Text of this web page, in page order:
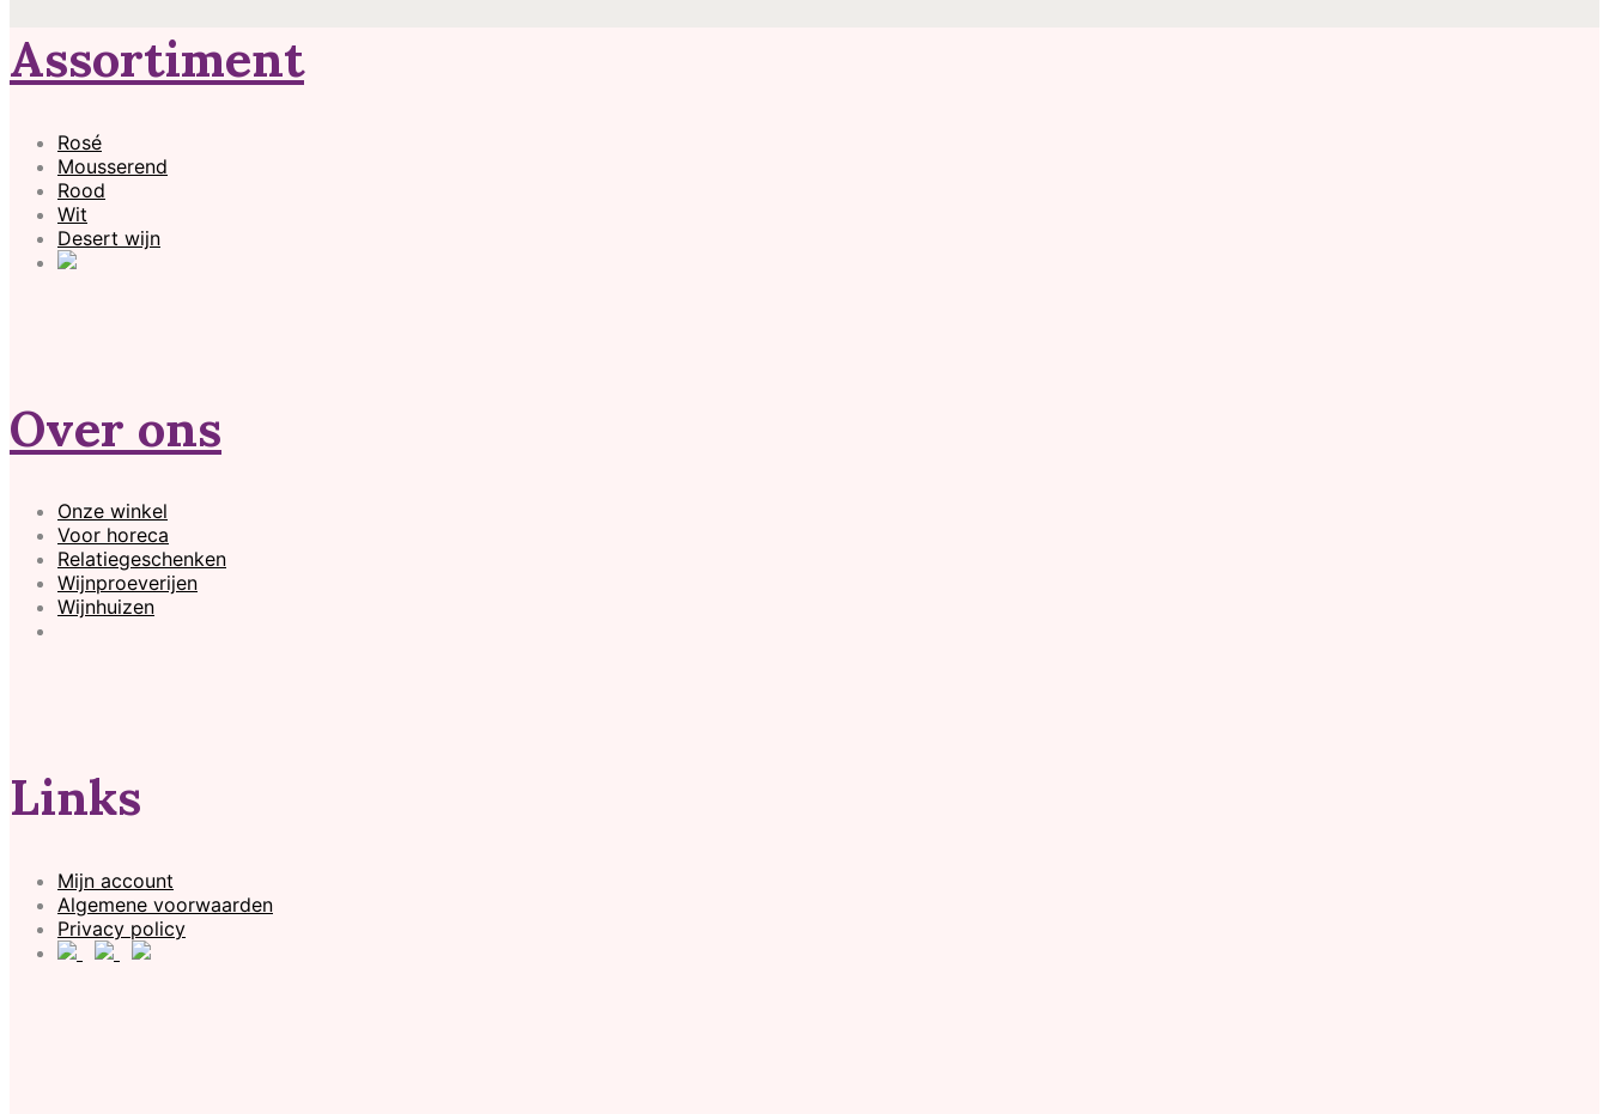
Assortiment
Rosé
Mousserend
Rood
Wit
Desert wijn
Over ons
Onze winkel
Voor horeca
Relatiegeschenken
Wijnproeverijen
Wijnhuizen
Links
Mijn account
Algemene voorwaarden
Privacy policy